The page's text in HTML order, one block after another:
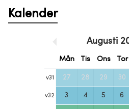
Kalender
Augusti
Mån Tis Ons Tor
v31 27 28 29 30
v32 3 4 5 6